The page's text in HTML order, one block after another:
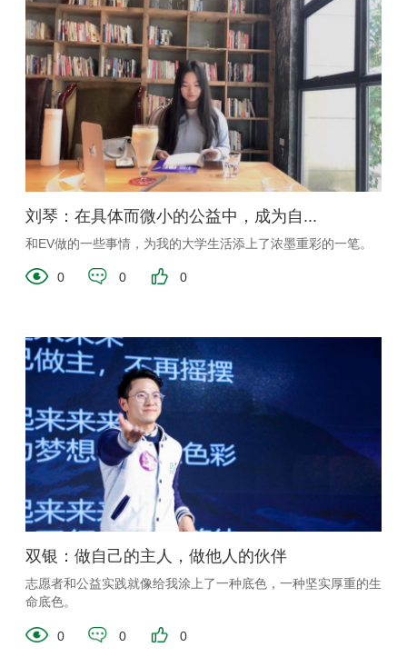
刘琴：在具体而微小的公益中，成为自...
和EV做的一些事情，为我的大学生活添上了浓墨重彩的一笔。
0 0 0
双银：做自己的主人，做他人的伙伴
志愿者和公益实践就像给我涂上了一种底色，一种坚实厚重的生
命底色。
0 0 0